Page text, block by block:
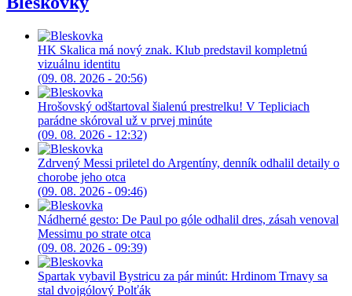
HK Skalica má nový znak. Klub predstavil kompletnú
vizuálnu identitu
(09. 08. 2026 - 20:56)
Hrošovský odštartoval šialenú prestrelku! V Tepliciach
parádne skóroval už v prvej minúte
(09. 08. 2026 - 12:32)
Zdrvený Messi priletel do Argentíny, denník odhalil detaily o
chorobe jeho otca
(09. 08. 2026 - 09:46)
Nádherné gesto: De Paul po góle odhalil dres, zásah venoval
Messimu po strate otca
(09. 08. 2026 - 09:39)
Spartak vybavil Bystricu za pár minút: Hrdinom Trnavy sa
stal dvojgólový Polťák